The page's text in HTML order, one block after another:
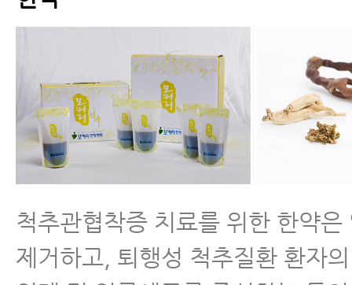
척추관협착증 치료를 위한 한약은
제거하고, 퇴행성 척추질환 환자